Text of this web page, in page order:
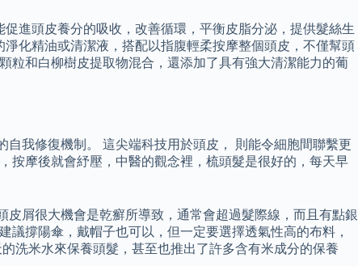
進頭皮養分的吸收，改善循環，平衡皮脂分泌，提供髮絲生
淨化精油或清潔液，搭配以指腹輕柔按摩整個頭皮，不僅幫頭
粒和白柳樹皮提取物混合，還添加了具有強大清潔能力的葡
我修復機制。 這尖端科技用於頭皮， 則能令細胞間聯繫更
按摩後就會紓壓，中醫的觀念裡，梳頭髮是很好的，每天早
屑很大機會是乾癬所導致，通常會超過髮際線，而且有點銀
撐陽傘，戴帽子也可以，但一定要選擇透氣性高的布料，
洗米水來保養頭髮，甚至也推出了許多含有米成分的保養